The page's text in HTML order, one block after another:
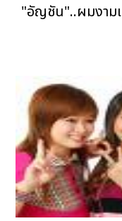
"อัญชัน"..ผมงาม